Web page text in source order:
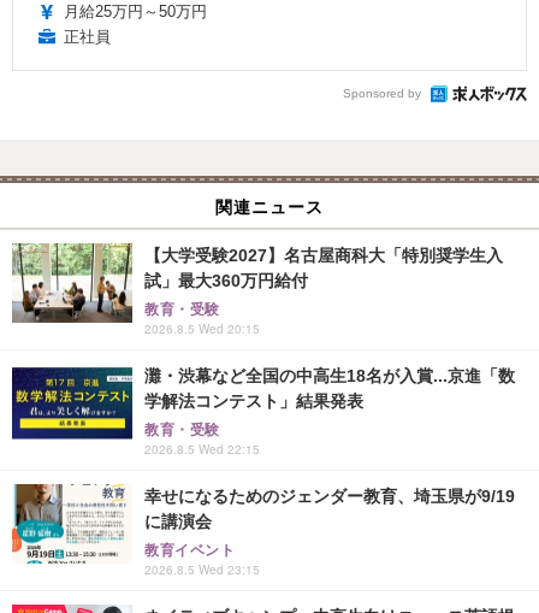
月給25万円～50万円
正社員
Sponsored by
関連ニュース
【大学受験2027】名古屋商科大「特別奨学生入
試」最大360万円給付
教育・受験
2026.8.5 Wed 20:15
灘・渋幕など全国の中高生18名が入賞...京進「数
学解法コンテスト」結果発表
教育・受験
2026.8.5 Wed 22:15
幸せになるためのジェンダー教育、埼玉県が9/19
に講演会
教育イベント
2026.8.5 Wed 23:15